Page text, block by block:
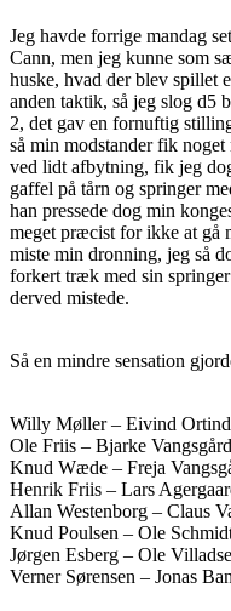
Jeg havde forrige mandag
Cann, men jeg kunne som
huske, hvad der blev spillet
anden taktik, så jeg slog d5
2, det gav en fornuftig
så min modstander fik noget
ved lidt afbytning, fik jeg
gaffel på tårn og springer
han pressede dog min
meget præcist for ikke at gå
miste min dronning, jeg så
forkert træk med sin springer
derved mistede.
Så en mindre sensation
Willy Møller – Eivind
Ole Friis – Bjarke
Knud Wæde – Freja
Henrik Friis – Lars
Allan Westenborg – Claus
Knud Poulsen – Ole
Jørgen Esberg – Ole
Verner Sørensen – Jonas